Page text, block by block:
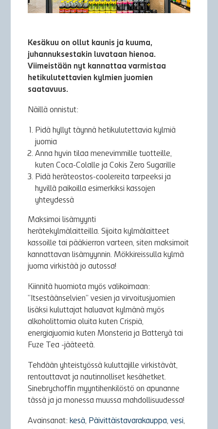
Kesäkuu on ollut kaunis ja kuuma,
juhannuksestakin luvataan hienoa.
Viimeistään nyt kannattaa varmistaa
hetikulutettavien kylmien juomien
saatavuus.
Näillä onnistut:
Pidä hyllyt täynnä hetikulutettavia kylmiä
juomia
Anna hyvin tilaa menevimmille tuotteille,
kuten Coca-Colalle ja Cokis Zero Sugarille
Pidä heräteostos-coolereita tarpeeksi ja
hyvillä paikoilla esimerkiksi kassojen
yhteydessä
Maksimoi lisämyynti
herätekylmälaitteilla. Sijoita kylmälaitteet
kassoille tai pääkierron varteen, siten maksimoit
kannattavan lisämyynnin. Mökkireissulla kylmä
juoma virkistää jo autossa!
Kiinnitä huomiota myös valikoimaan:
”Itsestäänselvien” vesien ja virvoitusjuomien
lisäksi kuluttajat haluavat kylmänä myös
alkoholittomia oluita kuten Crispiä,
energiajuomia kuten Monsteria ja Batteryä tai
Fuze Tea -jääteetä.
Tehdään yhteistyössä kuluttajille virkistävät,
rentouttavat ja nautinnolliset kesähetket.
Sinebrychoffin myyntihenkilöstö on apunanne
tässä ja ja monessa muussa mahdollisuudessa!
Avainsanat: kesä, Päivittäistavarakauppa,vesi,